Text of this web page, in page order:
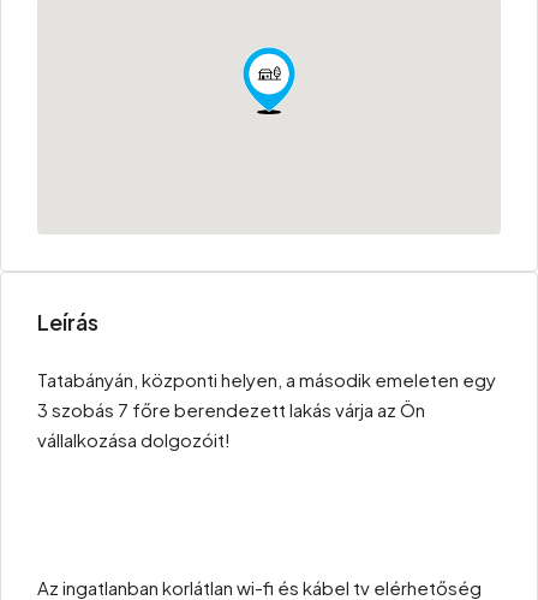
Leírás
Tatabányán, központi helyen, a második emeleten egy
3 szobás 7 főre berendezett lakás várja az Ön
vállalkozása dolgozóit!
Az ingatlanban korlátlan wi-fi és kábel tv elérhetőség